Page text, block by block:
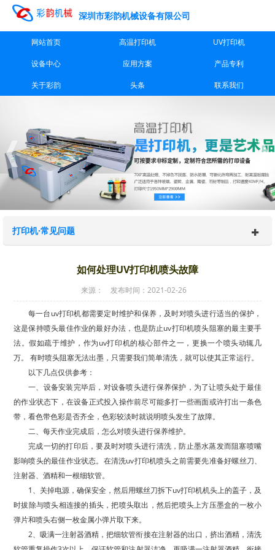
深圳市彩韵机械设备有限公司
网站首页 高温打印机 UV打印机
设备中心 应用方案 产品专利
关于彩韵 头条 联系我们
打印机·常见问题
如何处理UV打印机喷头故障
来源： 发布时间：2021-02-26
每一台uv打印机都需要定时维护和保养，及时对喷头进行适当的保护，
这是保持喷头最佳作业的最好办法，也是防止uv打印机喷头阻塞的最主要手
法。假如疏于维护，作为uv打印机的核心部件之一，更换一个喷头动辄几
万。 有时喷头阻塞无法出墨，只需要我们简单清洗，就可以使其正常运行。
以下几点仅供参考：
一、设备安装完毕后，对设备喷头进行保养保护，为了让喷头处于最佳
的作业状态下，在设备正式投入操作前尽可能多打一些画面或许打出一条色
带，看色带色彩是否齐全，色彩较淡时就说明喷头发生了故障。
二、每天作业完成后，怎么对喷头进行保养维护。
完成一切的打印后，要及时对喷头进行清洗，防止墨水蒸发而阻塞喷嘴
影响喷头的最佳作业状态。在清洗uv打印机喷头之前需要先准备好螺丝刀、
注射器、酒精和一根细软管。
1、关掉电源，确保安全，然后用螺丝刀拆下uv打印机机头上的盖子，及
时拔除与喷头相连接的插头，把喷头取出，然后把喷头上方压墨盒的一枚小
弹片和喷头右侧一枚金属小弹片取下来。
2、吸满一注射器酒精，把细软管衔接在注射器的出口，挤出酒精，清洗